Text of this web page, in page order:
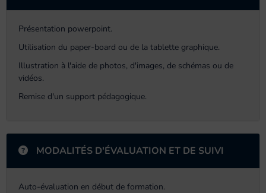
Présentation powerpoint.
Utilisation du paper-board ou de la tablette graphique.
Illustration à l'aide de photos, d'images, de schémas ou de
vidéos.
Remise d'un support pédagogique.
MODALITÉS D'ÉVALUATION ET DE SUIVI
Auto-évaluation en début de formation.